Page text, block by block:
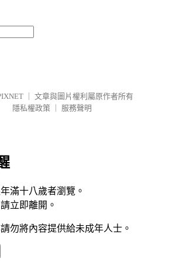
文章與圖片權利屬原作者所有
隱私權政策
服務聲明
滿十八歲者瀏覽。
立即離開。
勿將內容提供給未成年人士。